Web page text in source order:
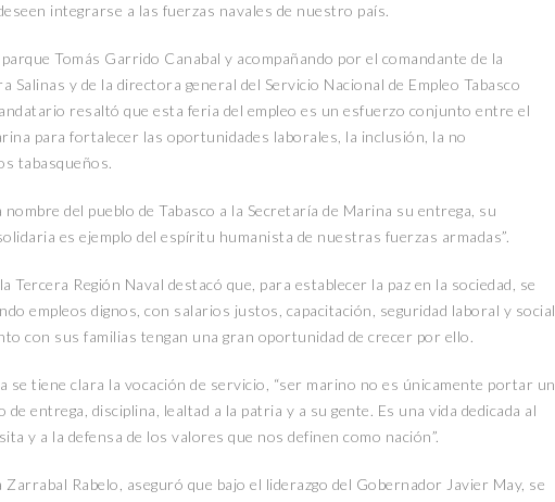
integrarse a las fuerzas navales de nuestro país.
Tomás Garrido Canabal y acompañando por el comandante de la
Salinas y de la directora general del Servicio Nacional de Empleo Tabasco
resaltó que esta feria del empleo es un esfuerzo conjunto entre el
para fortalecer las oportunidades laborales, la inclusión, la no
tabasqueños.
del pueblo de Tabasco a la Secretaría de Marina su entrega, su
es ejemplo del espíritu humanista de nuestras fuerzas armadas”.
Tercera Región Naval destacó que, para establecer la paz en la sociedad, se
empleos dignos, con salarios justos, capacitación, seguridad laboral y social,
con sus familias tengan una gran oportunidad de crecer por ello.
se tiene clara la vocación de servicio, “ser marino no es únicamente portar un
entrega, disciplina, lealtad a la patria y a su gente. Es una vida dedicada al
y a la defensa de los valores que nos definen como nación”.
Rabelo, aseguró que bajo el liderazgo del Gobernador Javier May, se